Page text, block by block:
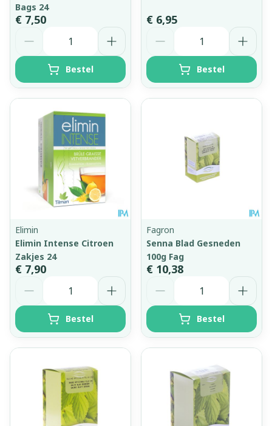
Bags 24
€ 7,50
Bestel
€ 6,95
Bestel
Elimin
Elimin Intense Citroen
Zakjes 24
€ 7,90
Bestel
Fagron
Senna Blad Gesneden
100g Fag
€ 10,38
Bestel